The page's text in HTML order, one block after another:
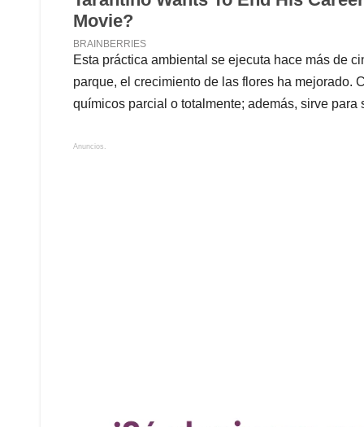
Esta práctica ambiental se ejecuta hace más de
parque, el crecimiento de las flores ha mejorado.
químicos parcial o totalmente; además, sirve para
Anuncios.